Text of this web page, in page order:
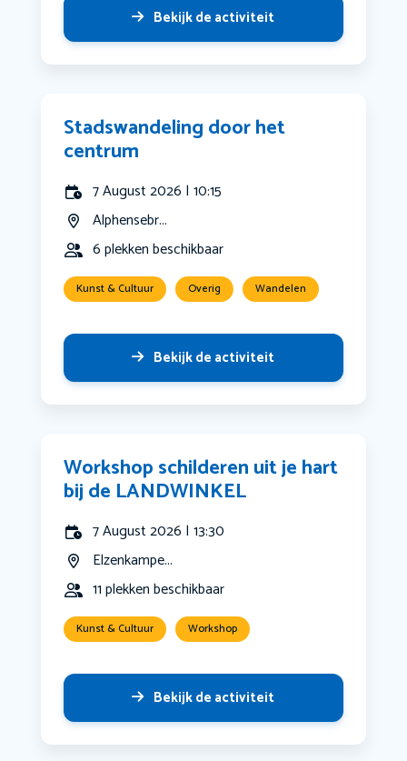
Bekijk de activiteit
Stadswandeling door het
centrum
7 August 2026 | 10:15
Alphensebr...
6 plekken beschikbaar
Kunst & Cultuur Overig Wandelen
Bekijk de activiteit
Workshop schilderen uit je hart
bij de LANDWINKEL
7 August 2026 | 13:30
Elzenkampe...
11 plekken beschikbaar
Kunst & Cultuur Workshop
Bekijk de activiteit